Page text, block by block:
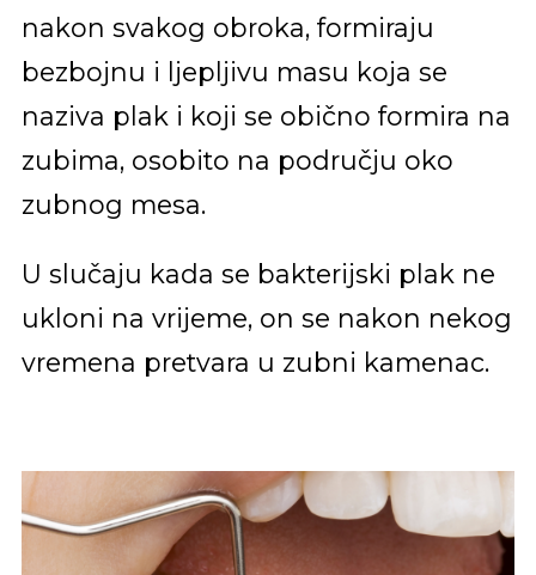
nakon svakog obroka, formiraju
bezbojnu i ljepljivu masu koja se
naziva plak i koji se obično formira na
zubima, osobito na području oko
zubnog mesa.
U slučaju kada se bakterijski plak ne
ukloni na vrijeme, on se nakon nekog
vremena pretvara u zubni kamenac.